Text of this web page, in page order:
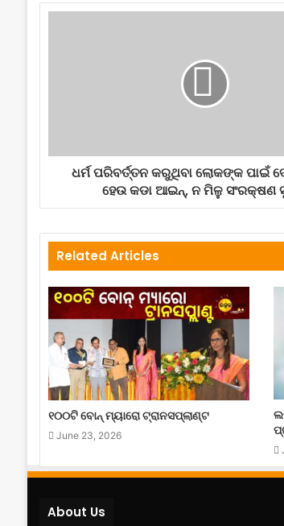
ଧର୍ମ ପରିବର୍ତ୍ତନ କରୁଥିବା ଲୋକଙ୍କ ପାଇଁ
ହେଉ କଡା ଆଇନ୍, ନ ମିଳୁ ସଂରକ୍ଷଣ
Related Articles
୧୦୦ଟି ବୋନ୍ ମ୍ୟାରୋ ଟ୍ରାନସପ୍ଲାଣ୍ଟ
June 23, 2026
About Us